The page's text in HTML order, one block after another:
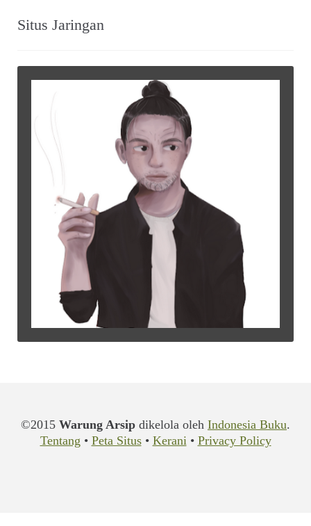
Situs Jaringan
©2015 Warung Arsip dikelola oleh Indonesia Buku.
Tentang • Peta Situs• Kerani • Privacy Policy